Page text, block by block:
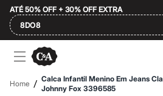
ATÉ 50% OFF + 30% OFF EXTRA
8DO8
Ofertas
Compre por Departamento
Feminino
Masculino
Home / Calca Infantil Menino Em Jeans
Johnny Fox 3396585